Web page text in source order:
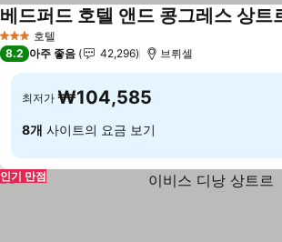
3 성급 호텔
베드퍼드 호텔 앤드 콩그레스 상트
8.2 아주 좋음 42,296 브뤼셀
최저가 ₩104,585
8개 사이트의 요금 보기
인기 만점